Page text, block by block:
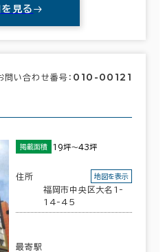
見る
問い合わせ番号： 010-00121
掲載面積 19坪～43坪
住所
福岡市中央区大名1-
14-45
地図を表示
最寄駅
以上
数
(36棟)